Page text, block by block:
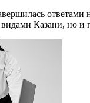
Казани, но